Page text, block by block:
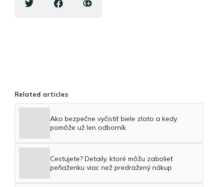
Related articles
Ako bezpečne vyčistiť biele zlato a kedy
pomôže už len odborník
Cestujete? Detaily, ktoré môžu zabolieť
peňaženku viac než predražený nákup